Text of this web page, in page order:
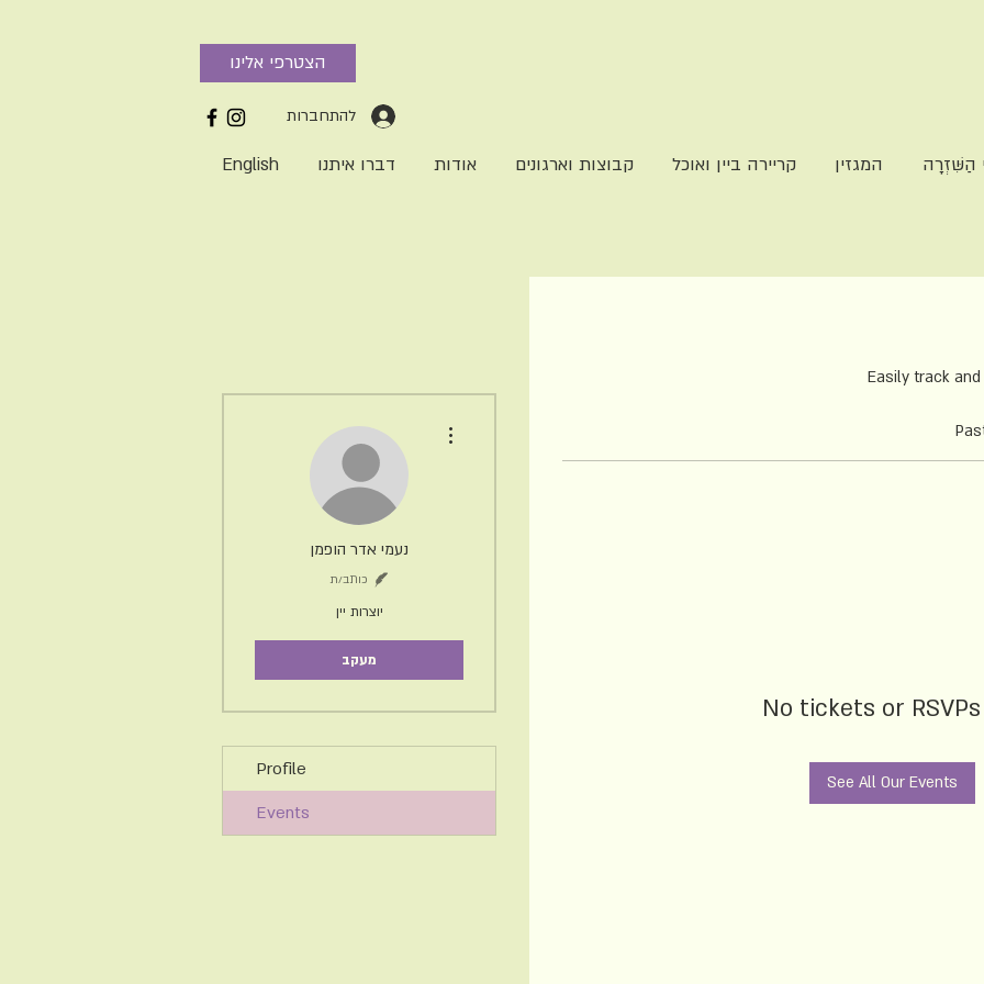
הצטרפי אלינו
להתחברות
הַשִּׁזְרָה המגזין קריירה ביין ואוכל קבוצות וארגונים אודות דברו איתנו English
Easily track
No tickets or
See All Our Events
נעמי אדר הופמן
כותב/ת
יוצרות יין
מעקב
Profile
Events